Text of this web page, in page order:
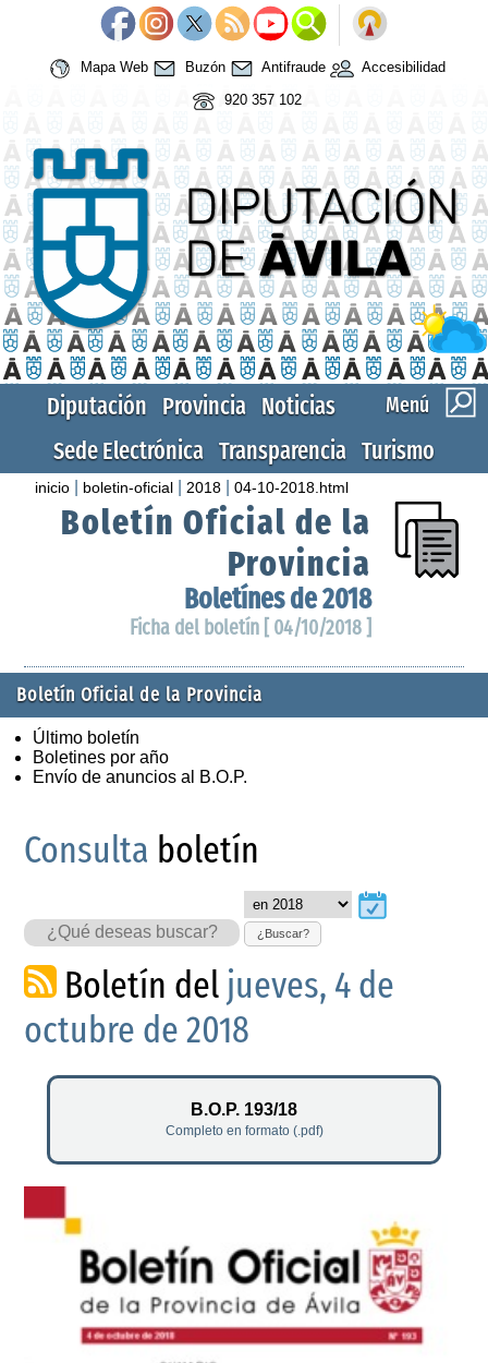
Mapa Web Buzón Antifraude
Accesibilidad
920 357 102
Menú
Diputación Provincia Noticias
Sede Electrónica Transparencia Turismo
inicio boletin-oficial 2018 |04-10-2018.html
Boletín Oficial de la
Provincia
Boletínes de 2018
Ficha del boletín [ 04/10/2018 ]
Boletín Oficial de la Provincia
Último boletín
Boletines por año
Envío de anuncios al B.O.P.
Consulta boletín
¿Buscar?
Boletín del jueves, 4 de
octubre de 2018
B.O.P. 193/18
Completo en formato (.pdf)